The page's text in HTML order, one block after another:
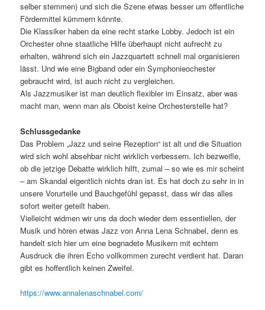
selber stemmen) und sich die Szene etwas besser um öffentliche
Fördermittel kümmern könnte.
Die Klassiker haben da eine recht starke Lobby. Jedoch ist ein
Orchester ohne staatliche Hilfe überhaupt nicht aufrecht zu
erhalten, während sich ein Jazzquartett schnell mal organisieren
lässt. Und wie eine Bigband oder ein Symphonieochester
gebraucht wird, ist auch nicht zu vergleichen.
Als Jazzmusiker ist man deutlich flexibler im Einsatz, aber was
macht man, wenn man als Oboist keine Orchesterstelle hat?
Schlussgedanke
Das Problem „Jazz und seine Rezeption“ ist alt und die Situation
wird sich wohl absehbar nicht wirklich verbessern. Ich bezweifle,
ob die jetzige Debatte wirklich hilft, zumal – so wie es mir scheint
– am Skandal eigentlich nichts dran ist. Es hat doch zu sehr in in
unsere Vorurteile und Bauchgefühl gepasst, dass wir das alles
sofort weiter geteilt haben.
Vielleicht widmen wir uns da doch wieder dem essentiellen, der
Musik und hören etwas Jazz von Anna Lena Schnabel, denn es
handelt sich hier um eine begnadete Musikern mit echtem
Ausdruck die ihren Echo vollkommen zurecht verdient hat. Daran
gibt es hoffentlich keinen Zweifel.
https://www.annalenaschnabel.com/